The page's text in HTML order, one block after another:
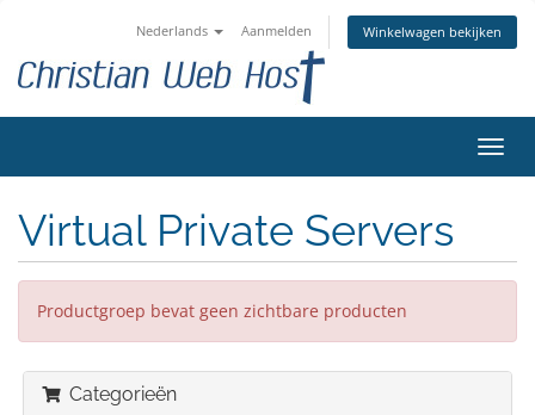
Nederlands Aanmelden Winkelwagen bekijken
in-/
Virtual Private Servers
Productgroep bevat geen zichtbare producten
Categorieën